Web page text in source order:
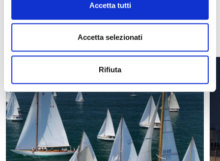
Accetta tutti
Accetta selezionati
Rifiuta
VEDI TUTTE